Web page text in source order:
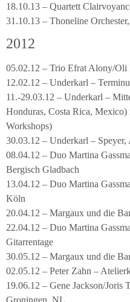
18.10.13 – Quartett
31.10.13 – Thoneline
2012
05.02.12 – Trio Efrat Alony/
12.02.12 – Underkarl –
11.-29.03.12 – Underkarl –
Honduras, Costa Rica,
Workshops)
30.03.12 – Underkarl – Speyer,
08.04.12 – Duo Martina
Bergisch Gladbach
13.04.12 – Duo Martina
Köln
20.04.12 – Margaux und die
22.04.12 – Duo Martina
Gitarrentage
30.05.12 – Margaux und die
02.05.12 – Peter Zahn –
19.06.12 – Gene Jackson/Joris
Groningen, NL